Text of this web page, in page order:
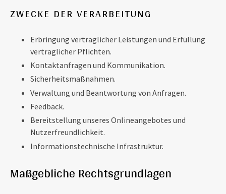
ZWECKE DER VERARBEITUNG
Erbringung vertraglicher Leistungen und Erfüllung
vertraglicher Pflichten.
Kontaktanfragen und Kommunikation.
Sicherheitsmaßnahmen.
Verwaltung und Beantwortung von Anfragen.
Feedback.
Bereitstellung unseres Onlineangebotes und
Nutzerfreundlichkeit.
Informationstechnische Infrastruktur.
Maßgebliche Rechtsgrundlagen